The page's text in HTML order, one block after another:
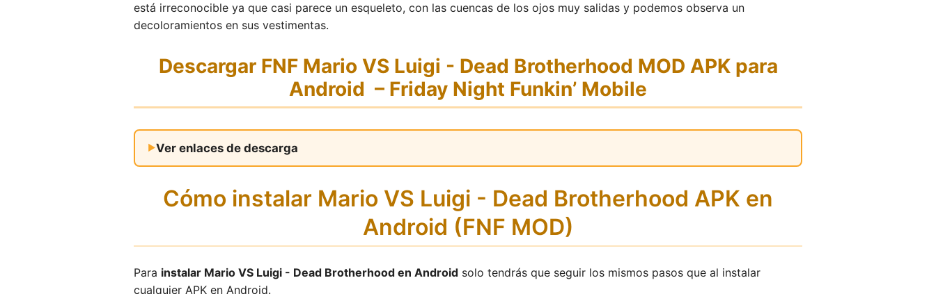
está irreconocible ya que casi parece un esqueleto, con las cuencas de los ojos muy salidas y podemos observa un
decoloramientos en sus vestimentas.
Descargar FNF Mario VS Luigi - Dead Brotherhood MOD APK para
Android – Friday Night Funkin’ Mobile
Ver enlaces de descarga
Cómo instalar Mario VS Luigi - Dead Brotherhood APK en
Android (FNF MOD)
Para instalar Mario VS Luigi - Dead Brotherhood en Android solo tendrás que seguir los mismos pasos que al instalar
cualquier APK en Android.